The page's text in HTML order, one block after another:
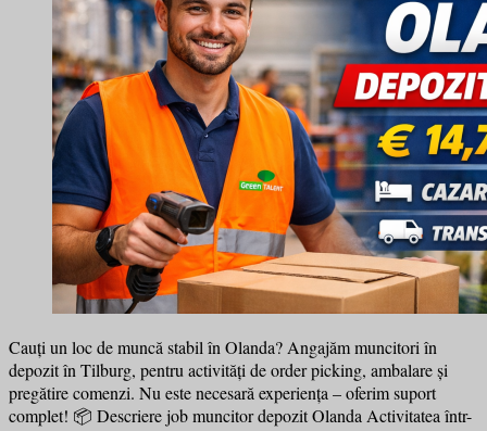
Cauți un loc de muncă stabil în Olanda? Angajăm muncitori în
depozit în Tilburg, pentru activități de order picking, ambalare și
pregătire comenzi. Nu este necesară experiența – oferim suport
complet! 📦 Descriere job muncitor depozit Olanda Activitatea într-